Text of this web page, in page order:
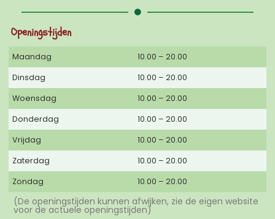
Openingstijden
Maandag
10.00 – 20.00
Dinsdag
10.00 – 20.00
Woensdag
10.00 – 20.00
Donderdag
10.00 – 20.00
Vrijdag
10.00 – 20.00
Zaterdag
10.00 – 20.00
Zondag
10.00 – 20.00
(De openingstijden kunnen afwijken, zie de eigen website
voor de actuele openingstijden)